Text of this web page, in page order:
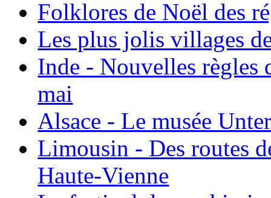
Folklores de Noël des
Les plus jolis villages
Inde - Nouvelles règles
mai
Alsace - Le musée
Limousin - Des routes
Haute-Vienne